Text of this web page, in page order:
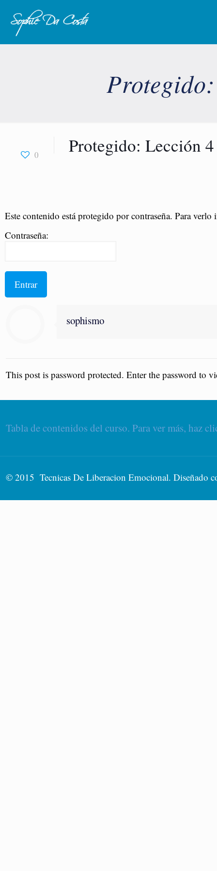
0 Protegido: Lección 4
Este contenido está protegido por contraseña. Para verlo
Contraseña:
sophismo
This post is password protected. Enter the password to
Tabla de contenidos del curso. Para ver más, haz
© 2015 Tecnicas De Liberacion Emocional. Diseñado